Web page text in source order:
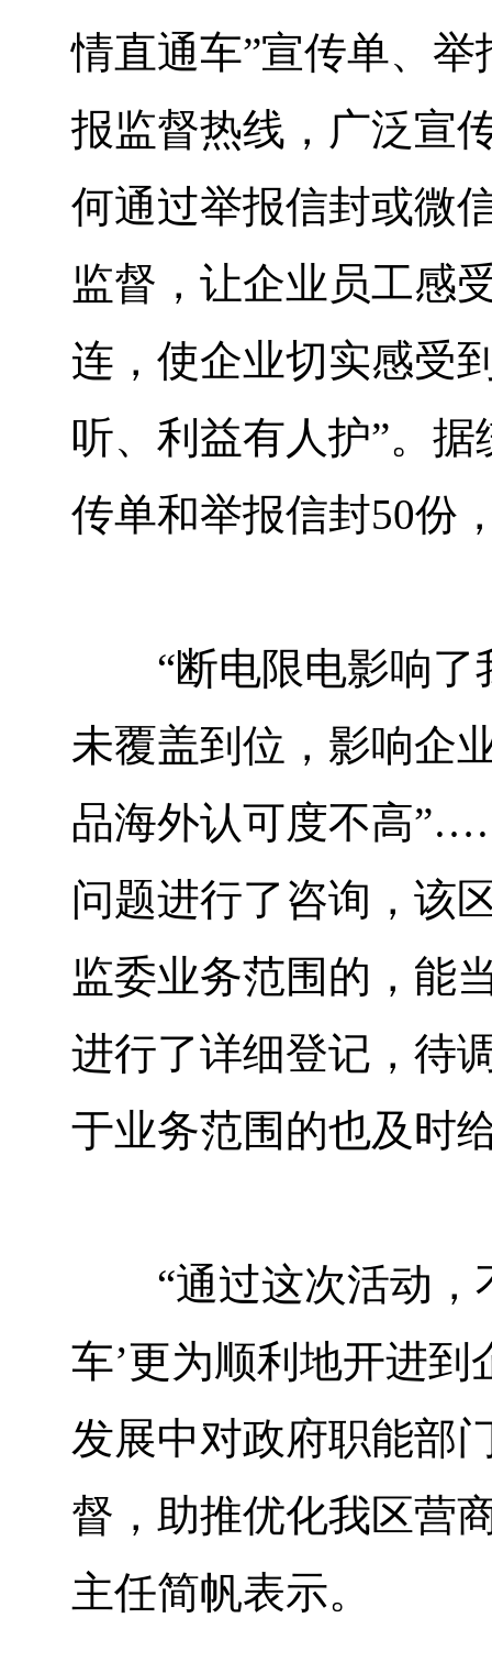
情直通车”宣传单、
报监督热线，广泛宣
何通过举报信封或微
监督，让企业员工感
连，使企业切实感受
听、利益有人护”。
传单和举报信封50份
“断电限电影响了
未覆盖到位，影响企
品海外认可度不高
问题进行了咨询，该
监委业务范围的，能
进行了详细登记，待
于业务范围的也及时
“通过这次活动，
车’更为顺利地开进
发展中对政府职能部
督，助推优化我区营
主任简帆表示。